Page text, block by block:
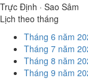
Trực Định · Sao Sâm
Lịch theo tháng
Tháng 6 năm
Tháng 7 năm
Tháng 8 năm
Tháng 9 năm